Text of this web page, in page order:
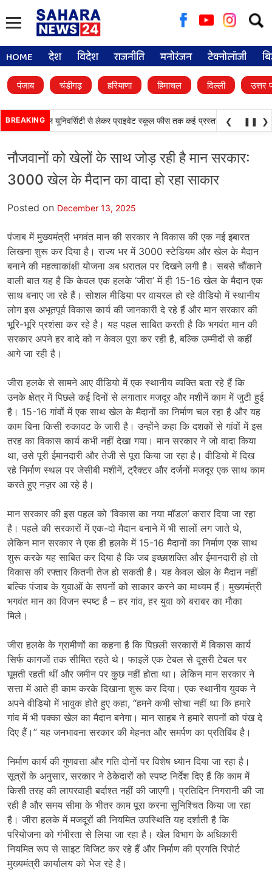
for:
HOME देश विदेश राजनीति मनोरंजन टेक्नोलॉजी
पंजाब चंडीगढ़ हरियाणा हिमाचल दिल्ली उत्तर
BREAKING
डिजिटल यूनिवर्सिटी से लेकर प्राइवेट स्कूल फीस तक कई प्रस्तावों को मंजूरी •
❮ ❚❚ ❯
नौजवानों को खेलों के साथ जोड़ रही है मान सरकार:
3000 खेल के मैदान का वादा हो रहा साकार
Posted on December 13, 2025
पंजाब में मुख्यमंत्री भगवंत मान की सरकार ने विकास की एक नई इबारत
लिखना शुरू कर दिया है। राज्य भर में 3000 स्टेडियम और खेल के मैदान
बनाने की महत्वाकांक्षी योजना अब धरातल पर दिखने लगी है। सबसे चौंकाने
वाली बात यह है कि केवल एक हलके ‘जीरा’ में ही 15-16 खेल के मैदान एक
साथ बनाए जा रहे हैं। सोशल मीडिया पर वायरल हो रहे वीडियो में स्थानीय
लोग इस अभूतपूर्व विकास कार्य की जानकारी दे रहे हैं और मान सरकार की
भूरि-भूरि प्रशंसा कर रहे है। यह पहल साबित करती है कि भगवंत मान की
सरकार अपने हर वादे को न केवल पूरा कर रही है, बल्कि उम्मीदों से कहीं
आगे जा रही है।
जीरा हलके से सामने आए वीडियो में एक स्थानीय व्यक्ति बता रहे हैं कि
उनके क्षेत्र में पिछले कई दिनों से लगातार मजदूर और मशीनें काम में जुटी हुई
है। 15-16 गांवों में एक साथ खेल के मैदानों का निर्माण चल रहा है और यह
काम बिना किसी रुकावट के जारी है। उन्होंने कहा कि दशकों से गांवों में इस
तरह का विकास कार्य कभी नहीं देखा गया। मान सरकार ने जो वादा किया
था, उसे पूरी ईमानदारी और तेजी से पूरा किया जा रहा है। वीडियो में दिख
रहे निर्माण स्थल पर जेसीबी मशीनें, ट्रैक्टर और दर्जनों मजदूर एक साथ काम
करते हुए नज़र आ रहे है।
मान सरकार की इस पहल को ‘विकास का नया मॉडल’ करार दिया जा रहा
है। पहले की सरकारों में एक-दो मैदान बनाने में भी सालों लग जाते थे,
लेकिन मान सरकार ने एक ही हलके में 15-16 मैदानों का निर्माण एक साथ
शुरू करके यह साबित कर दिया है कि जब इच्छाशक्ति और ईमानदारी हो तो
विकास की रफ्तार कितनी तेज हो सकती है। यह केवल खेल के मैदान नहीं
बल्कि पंजाब के युवाओं के सपनों को साकार करने का माध्यम हैं। मुख्यमंत्री
भगवंत मान का विजन स्पष्ट है – हर गांव, हर युवा को बराबर का मौका
मिले।
जीरा हलके के ग्रामीणों का कहना है कि पिछली सरकारों में विकास कार्य
सिर्फ कागजों तक सीमित रहते थे। फाइलें एक टेबल से दूसरी टेबल पर
घूमती रहती थीं और जमीन पर कुछ नहीं होता था। लेकिन मान सरकार ने
सत्ता में आते ही काम करके दिखाना शुरू कर दिया। एक स्थानीय युवक ने
अपने वीडियो में भावुक होते हुए कहा, “हमने कभी सोचा नहीं था कि हमारे
गांव में भी पक्का खेल का मैदान बनेगा। मान साहब ने हमारे सपनों को पंख दे
दिए हैं।” यह जनभावना सरकार की मेहनत और समर्पण का प्रतिबिंब है।
निर्माण कार्य की गुणवत्ता और गति दोनों पर विशेष ध्यान दिया जा रहा है।
सूत्रों के अनुसार, सरकार ने ठेकेदारों को स्पष्ट निर्देश दिए हैं कि काम में
किसी तरह की लापरवाही बर्दाश्त नहीं की जाएगी। प्रतिदिन निगरानी की जा
रही है और समय सीमा के भीतर काम पूरा करना सुनिश्चित किया जा रहा
है। जीरा हलके में मजदूरों की नियमित उपस्थिति यह दर्शाती है कि
परियोजना को गंभीरता से लिया जा रहा है। खेल विभाग के अधिकारी
नियमित रूप से साइट विजिट कर रहे हैं और निर्माण की प्रगति रिपोर्ट
मुख्यमंत्री कार्यालय को भेज रहे है।